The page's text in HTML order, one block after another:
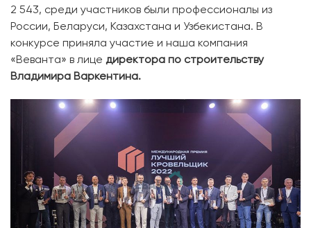
2 543, среди участников были профессионалы из
России, Беларуси, Казахстана и Узбекистана. В
конкурсе приняла участие и наша компания
«Веванта» в лице директора по строительству
Владимира Варкентина.